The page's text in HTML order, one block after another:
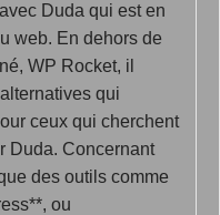
Duda qui est en
web. En dehors de
WP Rocket, il
qui
ceux qui cherchent
Duda. Concernant
des outils comme
ou